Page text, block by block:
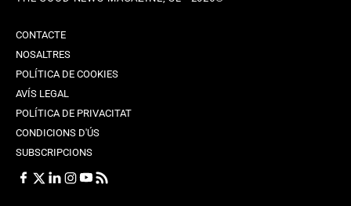
CONTACTE
NOSALTRES
POLÍTICA DE COOKIES
AVÍS LEGAL
POLÍTICA DE PRIVACITAT
CONDICIONS D'ÚS
SUBSCRIPCIONS